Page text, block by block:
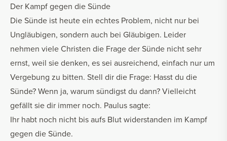
Der Kampf gegen die Sünde
Die Sünde ist heute ein echtes Problem, nicht nur bei
Ungläubigen, sondern auch bei Gläubigen. Leider
nehmen viele Christen die Frage der Sünde nicht sehr
ernst, weil sie denken, es sei ausreichend, einfach nur um
Vergebung zu bitten. Stell dir die Frage: Hasst du die
Sünde? Wenn ja, warum sündigst du dann? Vielleicht
gefällt sie dir immer noch. Paulus sagte:
Ihr habt noch nicht bis aufs Blut widerstanden im Kampf
gegen die Sünde.